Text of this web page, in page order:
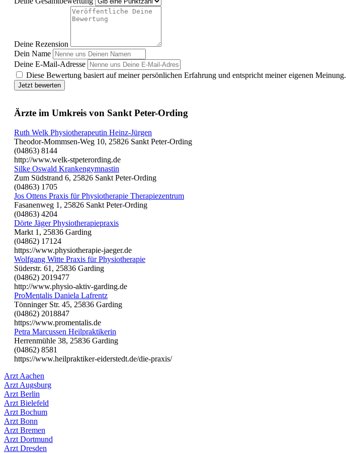
Deine Rezension
Dein Name
Deine E-Mail-Adresse
Diese Bewertung basiert auf meiner persönlichen Erfahrung und entspricht meiner eigenen Meinung.
Jetzt bewerten
Ärzte im Umkreis von Sankt Peter-Ording
Ruth Welk Physiotherapeutin Heinz-Jürgen
Theodor-Mommsen-Weg 10, 25826 Sankt Peter-Ording
(04863) 8144
http://www.welk-stpeterording.de
Silke Oswald Krankengymnastin
Zum Südstrand 6, 25826 Sankt Peter-Ording
(04863) 1705
Jos Ottens Praxis für Physiotherapie Therapiezentrum
Fasanenweg 1, 25826 Sankt Peter-Ording
(04863) 4204
Dörte Jäger Physiotherapiepraxis
Markt 1, 25836 Garding
(04862) 17124
https://www.physiotherapie-jaeger.de
Wolfgang Witte Praxis für Physiotherapie
Süderstr. 61, 25836 Garding
(04862) 2019477
http://www.physio-aktiv-garding.de
ProMentalis Daniela Lafrentz
Tönninger Str. 45, 25836 Garding
(04862) 2018847
https://www.promentalis.de
Petra Marcussen Heilpraktikerin
Herrenmühle 38, 25836 Garding
(04862) 8581
https://www.heilpraktiker-eiderstedt.de/die-praxis/
Arzt Aachen
Arzt Augsburg
Arzt Berlin
Arzt Bielefeld
Arzt Bochum
Arzt Bonn
Arzt Bremen
Arzt Dortmund
Arzt Dresden